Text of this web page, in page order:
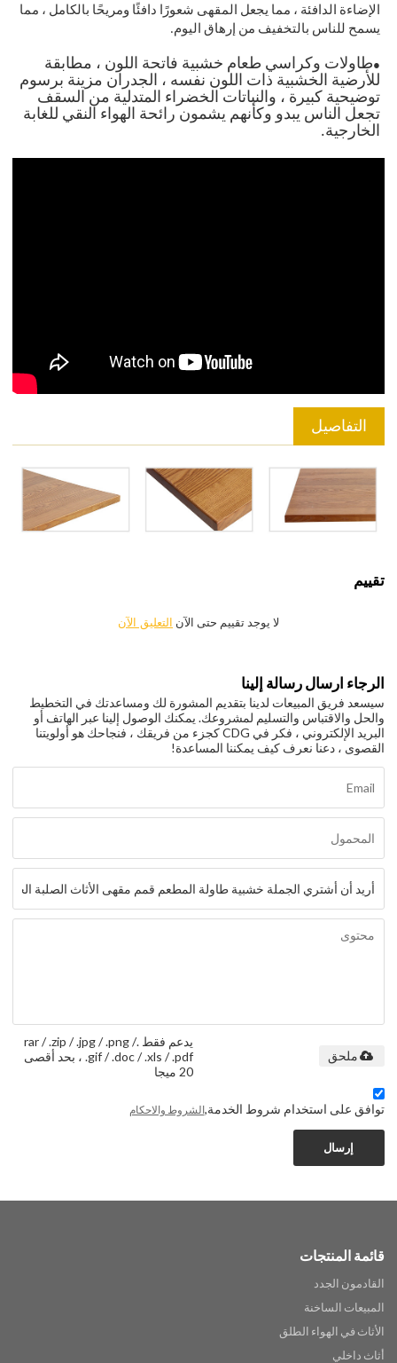
الإضاءة الدافئة ، مما يجعل المقهى شعورًا دافئًا ومريحًا بالكامل ، مما
يسمح للناس بالتخفيف من إرهاق اليوم.
●طاولات وكراسي طعام خشبية فاتحة اللون ، مطابقة
للأرضية الخشبية ذات اللون نفسه ، الجدران مزينة برسوم
توضيحية كبيرة ، والنباتات الخضراء المتدلية من السقف
تجعل الناس يبدو وكأنهم يشمون رائحة الهواء النقي للغابة
الخارجية.
التفاصيل
تقييم
لا يوجد تقييم حتى الآن التعليق الآن
الرجاء ارسال رسالة إلينا
سيسعد فريق المبيعات لدينا بتقديم المشورة لك ومساعدتك في التخطيط
والحل والاقتباس والتسليم لمشروعك. يمكنك الوصول إلينا عبر الهاتف أو
البريد الإلكتروني ، فكر في CDG كجزء من فريقك ، فنجاحك هو أولويتنا
القصوى ، دعنا نعرف كيف يمكننا المساعدة!
يدعم فقط .rar / .zip / .jpg / .png /
.gif / .doc / .xls / .pdf ، بحد أقصى
20 ميجا
ملحق
توافق على استخدام شروط الخدمة,الشروط والاحكام
إرسال
قائمة المنتجات
القادمون الجدد
المبيعات الساخنة
الأثاث في الهواء الطلق
أثاث داخلي